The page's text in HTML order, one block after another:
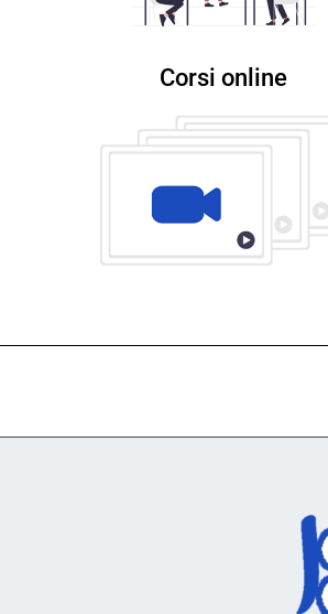
Corsi online